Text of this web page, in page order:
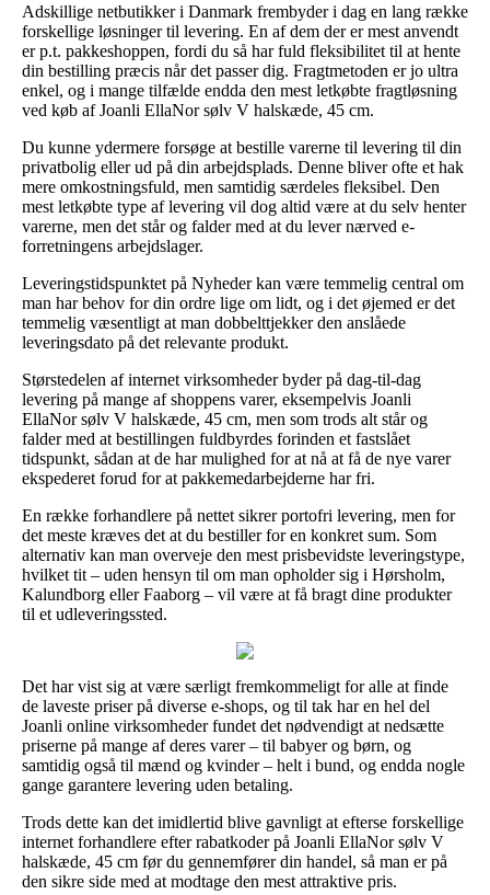
Adskillige netbutikker i Danmark frembyder i dag en lang række
forskellige løsninger til levering. En af dem der er mest anvendt
er p.t. pakkeshoppen, fordi du så har fuld fleksibilitet til at hente
din bestilling præcis når det passer dig. Fragtmetoden er jo ultra
enkel, og i mange tilfælde endda den mest letkøbte fragtløsning
ved køb af Joanli EllaNor sølv V halskæde, 45 cm.
Du kunne ydermere forsøge at bestille varerne til levering til din
privatbolig eller ud på din arbejdsplads. Denne bliver ofte et hak
mere omkostningsfuld, men samtidig særdeles fleksibel. Den
mest letkøbte type af levering vil dog altid være at du selv henter
varerne, men det står og falder med at du lever nærved e-
forretningens arbejdslager.
Leveringstidspunktet på Nyheder kan være temmelig central om
man har behov for din ordre lige om lidt, og i det øjemed er det
temmelig væsentligt at man dobbelttjekker den anslåede
leveringsdato på det relevante produkt.
Størstedelen af internet virksomheder byder på dag-til-dag
levering på mange af shoppens varer, eksempelvis Joanli
EllaNor sølv V halskæde, 45 cm, men som trods alt står og
falder med at bestillingen fuldbyrdes forinden et fastslået
tidspunkt, sådan at de har mulighed for at nå at få de nye varer
ekspederet forud for at pakkemedarbejderne har fri.
En række forhandlere på nettet sikrer portofri levering, men for
det meste kræves det at du bestiller for en konkret sum. Som
alternativ kan man overveje den mest prisbevidste leveringstype,
hvilket tit – uden hensyn til om man opholder sig i Hørsholm,
Kalundborg eller Faaborg – vil være at få bragt dine produkter
til et udleveringssted.
Det har vist sig at være særligt fremkommeligt for alle at finde
de laveste priser på diverse e-shops, og til tak har en hel del
Joanli online virksomheder fundet det nødvendigt at nedsætte
priserne på mange af deres varer – til babyer og børn, og
samtidig også til mænd og kvinder – helt i bund, og endda nogle
gange garantere levering uden betaling.
Trods dette kan det imidlertid blive gavnligt at efterse forskellige
internet forhandlere efter rabatkoder på Joanli EllaNor sølv V
halskæde, 45 cm før du gennemfører din handel, så man er på
den sikre side med at modtage den mest attraktive pris.